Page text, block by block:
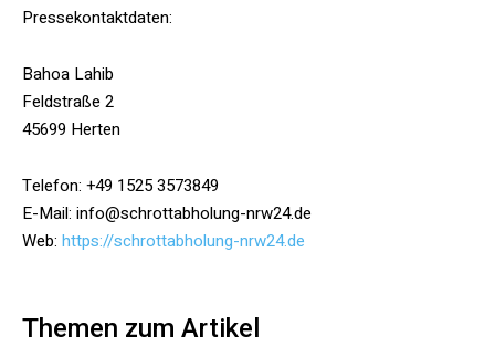
Pressekontaktdaten:
Bahoa Lahib
Feldstraße 2
45699 Herten
Telefon: +49 1525 3573849
E-Mail: info@schrottabholung-nrw24.de
Web: https://schrottabholung-nrw24.de
Themen zum Artikel